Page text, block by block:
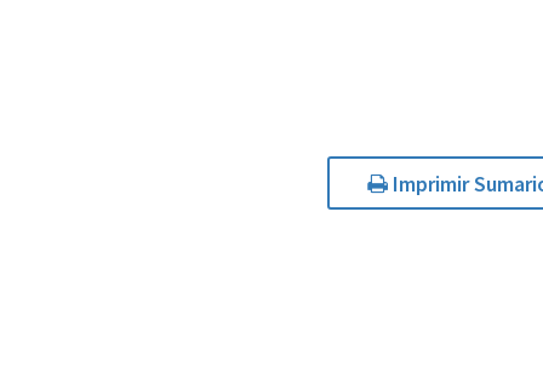
Imprimir